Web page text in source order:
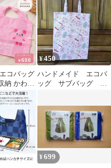
子 バレエ柄
コバッグ
納 かわい
ッピング
¥450
ハンドメイド エコバ
ッグ サブバッグ コ
¥699